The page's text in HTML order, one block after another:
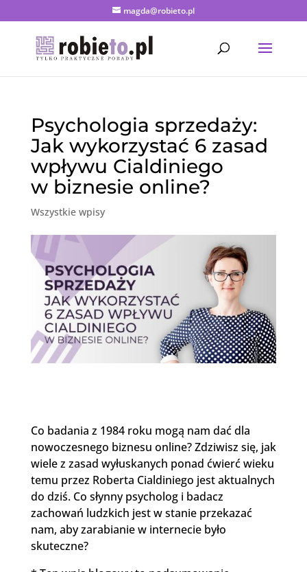
magda@robieto.pl
Psychologia sprzedaży:
Jak wykorzystać 6 zasad
wpływu Cialdiniego
w biznesie online?
Wszystkie wpisy
Co badania z 1984 roku mogą nam dać dla
nowoczesnego biznesu online? Zdziwisz się, jak
wiele z zasad wyłuskanych ponad ćwierć wieku
temu przez Roberta Cialdiniego jest aktualnych
do dziś. Co słynny psycholog i badacz
zachowań ludzkich jest w stanie przekazać
nam, aby zarabianie w internecie było
skuteczne?